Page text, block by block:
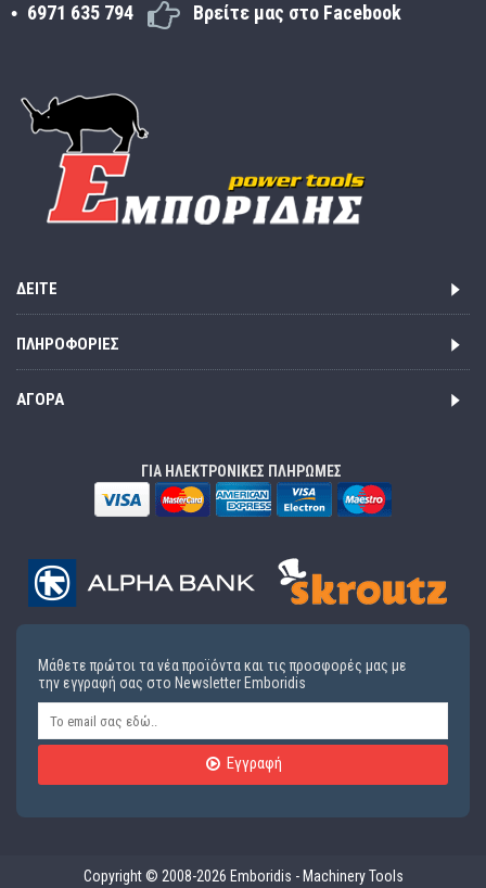
6971 635 794 Βρείτε μας στο Facebook
ΔΕΊΤΕ
ΠΛΗΡΟΦΟΡΊΕΣ
ΑΓΟΡΆ
ΓΙΑ ΗΛΕΚΤΡΟΝΙΚΕΣ ΠΛΗΡΩΜΕΣ
Μάθετε πρώτοι τα νέα προϊόντα και τις προσφορές μας με
την εγγραφή σας στο Newsletter Emboridis
Εγγραφή
Copyright © 2008-2026 Emboridis - Machinery Tools